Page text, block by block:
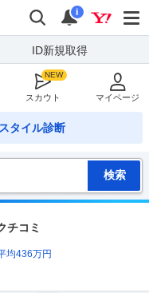
検索
通知
i
ID新規取得
スカウト マイページ
タイル診断
チコミ
均436万円